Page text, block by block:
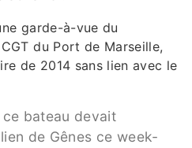
garde-à-vue du
du Port de Marseille,
de 2014 sans lien avec le
bateau devait
de Gênes ce week-